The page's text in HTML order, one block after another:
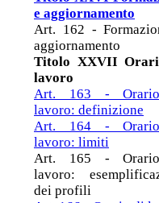
e aggiornamento
Art. 162 -
aggiornamento
Titolo XXVII
lavoro
Art. 163 -
lavoro: definizione
Art. 164 -
lavoro: limiti
Art. 165 -
lavoro:
dei profili